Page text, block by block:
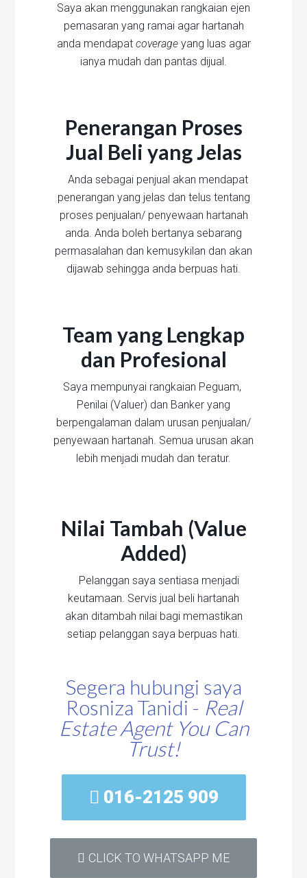
Saya akan menggunakan rangkaian ejen
pemasaran yang ramai agar hartanah
anda mendapat coverageyang luas agar
ianya mudah dan pantas dijual.
Penerangan Proses
Jual Beli yang Jelas
Anda sebagai penjual akan mendapat
penerangan yang jelas dan telus tentang
proses penjualan/ penyewaan hartanah
anda. Anda boleh bertanya sebarang
permasalahan dan kemusykilan dan akan
dijawab sehingga anda berpuas hati.
Team yang Lengkap
dan Profesional
Saya mempunyai rangkaian Peguam,
Penilai (Valuer) dan Banker yang
berpengalaman dalam urusan penjualan/
penyewaan hartanah. Semua urusan akan
lebih menjadi mudah dan teratur.
Nilai Tambah (Value
Added)
Pelanggan saya sentiasa menjadi
keutamaan. Servis jual beli hartanah
akan ditambah nilai bagi memastikan
setiap pelanggan saya berpuas hati.
Segera hubungi saya
Rosniza Tanidi - Real
Estate Agent You Can
Trust!
016-2125 909
CLICK TO WHATSAPP ME